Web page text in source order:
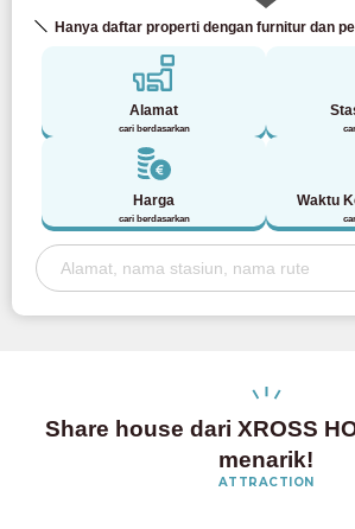
Hanya daftar properti dengan furnitur dan
Alamat
cari berdasarkan
Harga
cari berdasarkan
Waktu
Share house dari XROSS
menarik!
ATTRACTION